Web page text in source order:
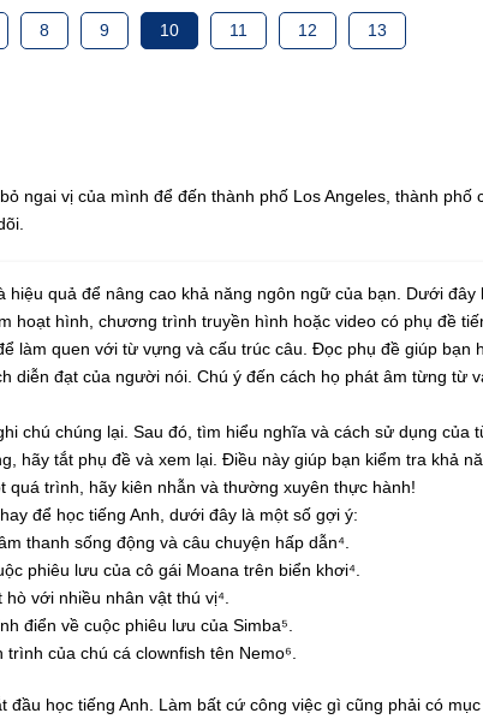
8 9 10 11 12 13
ngai vị của mình để đến thành phố Los Angeles, thành
hiệu quả để nâng cao khả năng ngôn ngữ của bạn. Dưới
hoạt hình, chương trình truyền hình hoặc video có phụ đề
làm quen với từ vựng và cấu trúc câu. Đọc phụ đề giúp
diễn đạt của người nói. Chú ý đến cách họ phát âm từng từ
chú chúng lại. Sau đó, tìm hiểu nghĩa và cách sử dụng của
hãy tắt phụ đề và xem lại. Điều này giúp bạn kiểm tra khả
quá trình, hãy kiên nhẫn và thường xuyên thực hành!
để học tiếng Anh, dưới đây là một số gợi ý:
thanh sống động và câu chuyện hấp dẫn⁴.
phiêu lưu của cô gái Moana trên biển khơi⁴.
với nhiều nhân vật thú vị⁴.
điển về cuộc phiêu lưu của Simba⁵.
của chú cá clownfish tên Nemo⁶.
học tiếng Anh. Làm bất cứ công việc gì cũng phải có